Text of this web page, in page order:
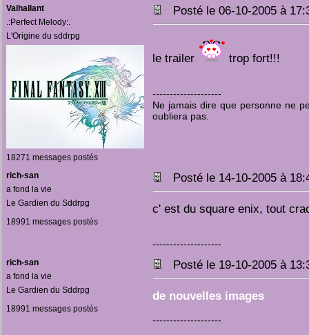
Valhallant
.:Perfect Melody:.
L'Origine du sddrpg
18271 messages postés
Posté le 06-10-2005 à
le trailer trop fort!!!
--------------------
Ne jamais dire que personne ne
oubliera pas.
rich-san
a fond la vie
Le Gardien du Sddrpg
18991 messages postés
Posté le 14-10-2005 à
c' est du square enix, tout
--------------------
rich-san
a fond la vie
Le Gardien du Sddrpg
18991 messages postés
Posté le 19-10-2005 à
de nouvelles images
--------------------